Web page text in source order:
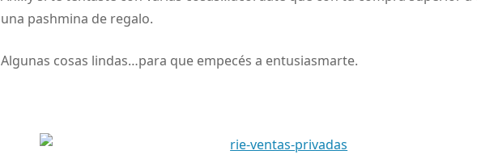
una pashmina de regalo.
Algunas cosas lindas…para que empecés a entusiasmarte.